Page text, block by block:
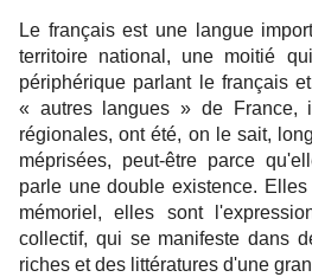
Le français est une langue
territoire national, une moitié
périphérique parlant le français
« autres langues » de France,
régionales, ont été, on le sait,
méprisées, peut-être parce
parle une double existence.
mémoriel, elles sont
collectif, qui se manifeste dans
riches et des littératures d'une